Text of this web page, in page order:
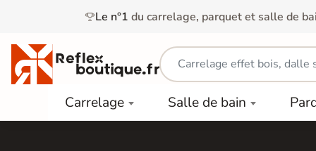
Le n°1 du carrelage, parquet et salle de
Carrelage
Carrelage
Salle de bain